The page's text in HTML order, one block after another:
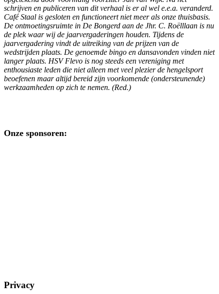
schrijven en publiceren van dit verhaal is er al wel e.e.a. veranderd.
Café Staal is gesloten en functioneert niet meer als onze thuisbasis.
De ontmoetingsruimte in De Bongerd aan de Jhr. C. Roëlllaan is nu
de plek waar wij de jaarvergaderingen houden. Tijdens de
jaarvergadering vindt de uitreiking van de prijzen van de
wedstrijden plaats. De genoemde bingo en dansavonden vinden niet
langer plaats. HSV Flevo is nog steeds een vereniging met
enthousiaste leden die niet alleen met veel plezier de hengelsport
beoefenen maar altijd bereid zijn voorkomende (ondersteunende)
werkzaamheden op zich te nemen. (Red.)
Onze sponsoren:
Privacy